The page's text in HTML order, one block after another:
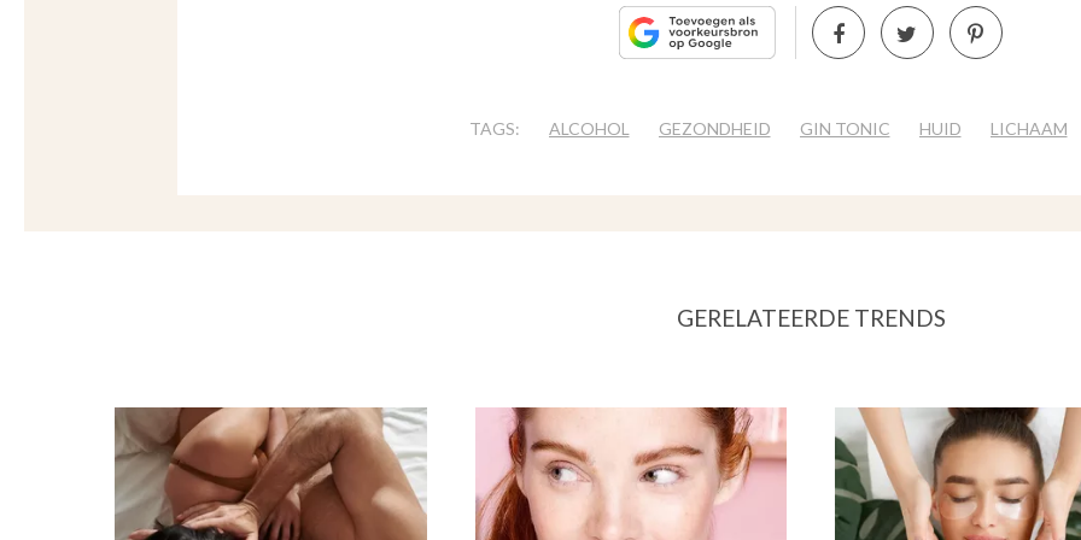
TAGS: ALCOHOL GEZONDHEID GIN TONIC HUID LICHAAM
GERELATEERDE TRENDS